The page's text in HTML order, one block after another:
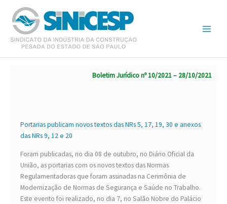
para
conteúdo
Boletim Jurídico nº 10/2021 – 28/10/2021
Portarias publicam novos textos das NRs 5, 17, 19, 30 e anexos
das NRs 9, 12 e 20
Foram publicadas, no dia 08 de outubro, no Diário Oficial da
União, as portarias com os novos textos das Normas
Regulamentadoras que foram assinadas na Cerimônia de
Modernização de Normas de Segurança e Saúde no Trabalho.
Este evento foi realizado, no dia 7, no Salão Nobre do Palácio